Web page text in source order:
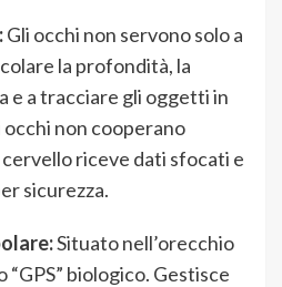
Gli occhi non servono solo a
la profondità, la
e a tracciare gli oggetti in
occhi non cooperano
riceve dati sfocati e
sicurezza.
Situato nell’orecchio
biologico. Gestisce